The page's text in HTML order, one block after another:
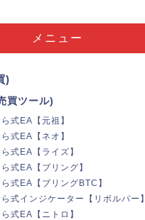
メニュー
)
買ツール)
式EA【元祖】
式EA【ネオ】
式EA【ライズ】
式EA【ブリング】
式EA【ブリングBTC】
式インジケーター【リボルバー】
式EA【ニトロ】